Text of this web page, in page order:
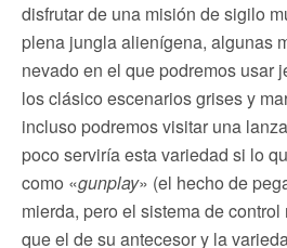
disfrutar de una misión de sigilo
plena jungla alienígena, algunas
nevado en el que podremos usar
los clásico escenarios grises y
incluso podremos visitar una
poco serviría esta variedad si lo
como «gunplay» (el hecho de
mierda, pero el sistema de
que el de su antecesor y la